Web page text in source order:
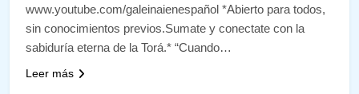
www.youtube.com/galeinaienespañol *Abierto para todos,
sin conocimientos previos.Sumate y conectate con la
sabiduría eterna de la Torá.* “Cuando…
Leer más